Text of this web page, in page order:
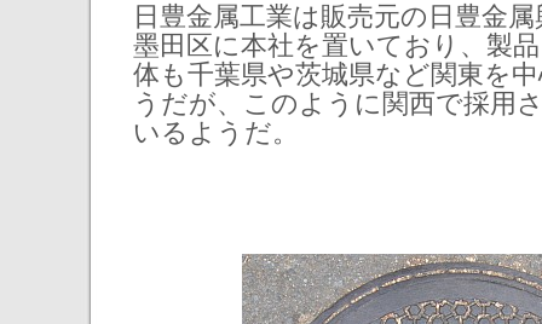
日豊金属工業は販売元の日豊金
墨田区に本社を置いており、製
体も千葉県や茨城県など関東を
うだが、このように関西で採用
いるようだ。